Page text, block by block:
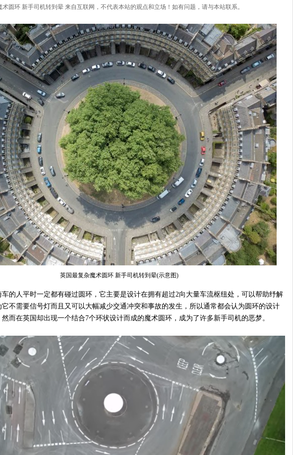
圆环 新手司机转到晕 来自互联网，不代表本站的观点和立场！如有问题，请与本站联系。
英国最复杂魔术圆环 新手司机转到晕(示意图)
车的人平时一定都有碰过圆环，它主要是设计在拥有超过2向大量车流枢纽处，可以帮助纾解
不需要信号灯而且又可以大幅减少交通冲突和事故的发生，所以通常都会认为圆环的设计
而在英国却出现一个结合7个环状设计而成的魔术圆环，成为了许多新手司机的恶梦。